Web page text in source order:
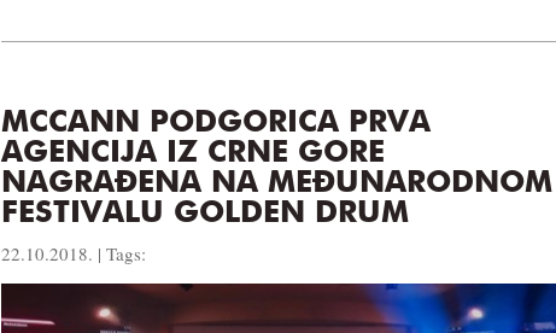
MCCANN PODGORICA PRVA
AGENCIJA IZ CRNE GORE
NAGRAĐENA NA MEĐUNARODNOM
FESTIVALU GOLDEN DRUM
22.10.2018. | Tags: